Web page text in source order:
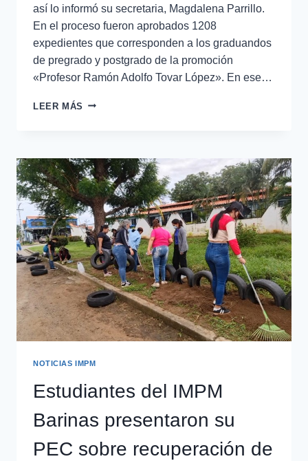
así lo informó su secretaria, Magdalena Parrillo.
En el proceso fueron aprobados 1208
expedientes que corresponden a los graduandos
de pregrado y postgrado de la promoción
«Profesor Ramón Adolfo Tovar López». En ese…
LEER MÁS
NOTICIAS IMPM
Estudiantes del IMPM
Barinas presentaron su
PEC sobre recuperación de